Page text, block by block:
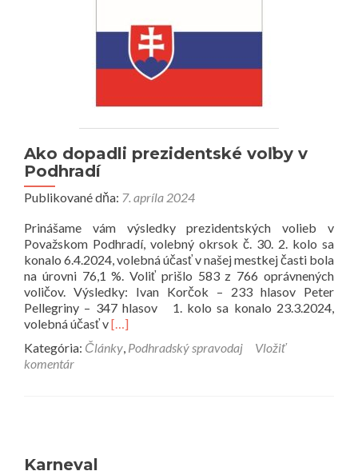
Ako dopadli prezidentské voľby v
Podhradí
Publikované dňa: 7. apríla 2024
Prinášame vám výsledky prezidentských volieb v
Považskom Podhradí, volebný okrsok č. 30. 2. kolo sa
konalo 6.4.2024, volebná účasť v našej mestkej časti bola
na úrovni 76,1 %. Voliť prišlo 583 z 766 oprávnených
voličov. Výsledky: Ivan Korčok – 233 hlasov Peter
Pellegriny – 347 hlasov 1. kolo sa konalo 23.3.2024,
volebná účasť vPrečítať
o
[…]
Kategória: Články, Podhradský spravodaj
Vložiť
komentár
Karneval